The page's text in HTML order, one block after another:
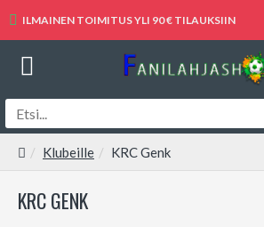
ILMAINEN TOIMITUS YLI 90 € TILAUKSIIN
Klubeille KRC Genk
KRC GENK